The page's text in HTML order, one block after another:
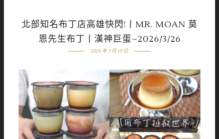
北部知名布丁店高雄快閃!丨MR. MOAN 莫
恩先生布丁丨漢神巨蛋~2026/3/26
2026 年 3 月 10 日